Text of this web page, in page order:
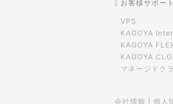
お客様サポート
VPS
KAGOYA
KAGOYA
KAGOYA
マネージドク
会社情報 個人